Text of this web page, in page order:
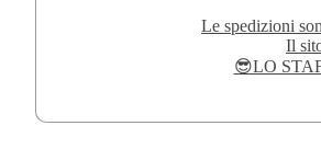
Le spedizioni
Il
😎LO